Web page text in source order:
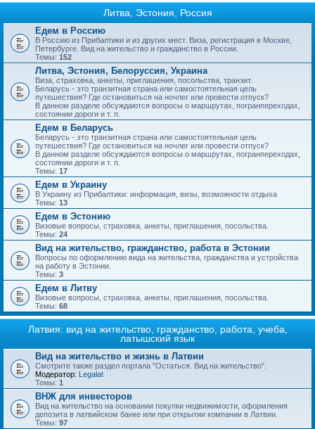
Литва, Эстония, Россия
Едем в Россию
В Россию из Прибалтики и из других мест. Виза, регистрация в Москве,
Петербурге. Вид на жительство и гражданство в России.
Темы: 152
Литва, Эстония, Белоруссия, Украина
Виза, страховка, анкеты, приглашения, посольства, транзит.
Беларусь - это транзитная страна или самостоятельная цель
путешествия? Где остановиться на ночлег или провести отпуск?
В данном разделе обсуждаются вопросы о маршрутах, погранпереходах,
состоянии дороги и т. п.
Едем в Беларусь
Беларусь - это транзитная страна или самостоятельная цель
путешествия? Где остановиться на ночлег или провести отпуск?
В данном разделе обсуждаются вопросы о маршрутах, погранпереходах,
состоянии дороги и т. п.
Темы: 17
Едем в Украину
В Украину из Прибалтики: информация, визы, возможности отдыха
Темы: 13
Едем в Эстонию
Визовые вопросы, страховка, анкеты, приглашения, посольства.
Темы: 24
Вид на жительство, гражданство, работа в Эстонии
Вопросы по оформлению вида на жительства, гражданства и устройства
на работу в Эстонии.
Темы: 3
Едем в Литву
Визовые вопросы, страховка, анкеты, приглашения, посольства.
Темы: 68
Латвия: вид на жительство, гражданство, работа, учеба,
латышский язык
Вид на жительство и жизнь в Латвии
Смотрите также раздел портала "Остаться. Вид на жительство".
Модератор:
Legalat
Темы: 1
ВНЖ для инвесторов
Вид на жительство на основании покупки недвижимости, оформления
депозита в латвийском банке или при открытии компании в Латвии.
Темы: 97